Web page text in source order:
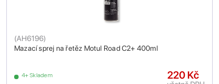
Mazací sprej na řetěz Motul Road C2+ 400ml
(AH6196)
4+ Skladem 220 Kč